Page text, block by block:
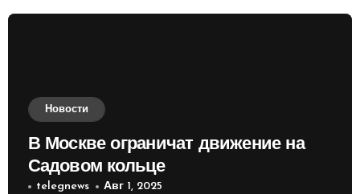
Новости
В Москве ограничат движение на
Садовом кольце
telegnews Авг 1, 2025